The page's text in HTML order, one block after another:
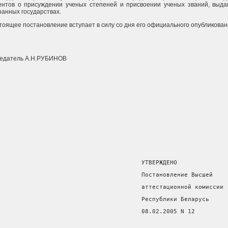
о присуждении ученых степеней и присвоении ученых званий,
государствах.
постановление вступает в силу со дня его официального
А.Н.РУБИНОВ
УТВЕРЖДЕНО
Постановление Высшей
аттестационной комиссии
Республики Беларусь
08.02.2005 N 12